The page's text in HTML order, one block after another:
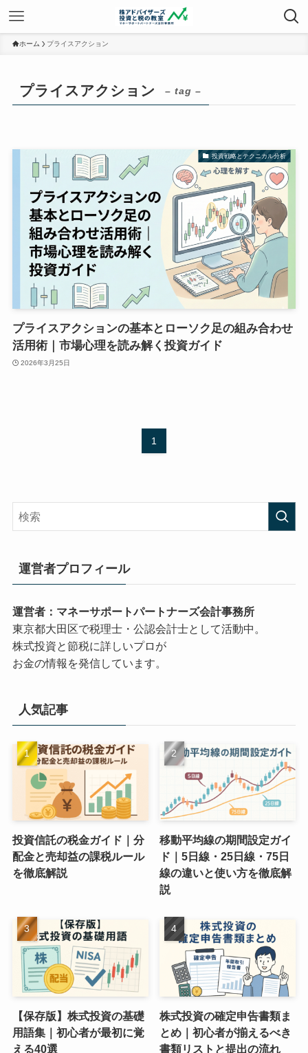
ホーム プライスアクション
プライスアクション – tag –
投資戦略とテクニカル分析
プライスアクションの基本とローソク足の組み合わせ
活用術｜市場心理を読み解く投資ガイド
2026年3月25日
1
運営者プロフィール
運営者：マネーサポートパートナーズ会計事務所
東京都大田区で税理士・公認会計士として活動中。
株式投資と節税に詳しいプロが
お金の情報を発信しています。
人気記事
投資信託の税金ガイド｜分
配金と売却益の課税ルール
を徹底解説
移動平均線の期間設定ガイ
ド｜5日線・25日線・75日
線の違いと使い方を徹底解
説
【保存版】株式投資の基礎
用語集｜初心者が最初に覚
える40選
株式投資の確定申告書類ま
とめ｜初心者が揃えるべき
書類リストと提出の流れ